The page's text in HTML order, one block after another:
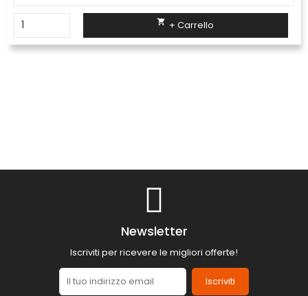
 + Carrello
Newsletter
Iscriviti per ricevere le migliori offerte!
Iscriviti